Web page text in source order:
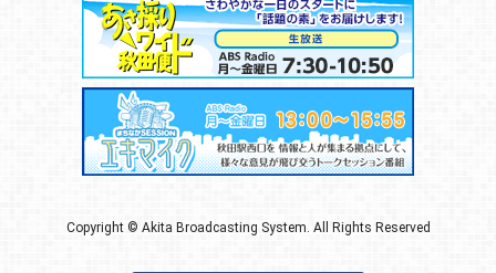
Copyright © Akita Broadcasting System. All Rights Reserved